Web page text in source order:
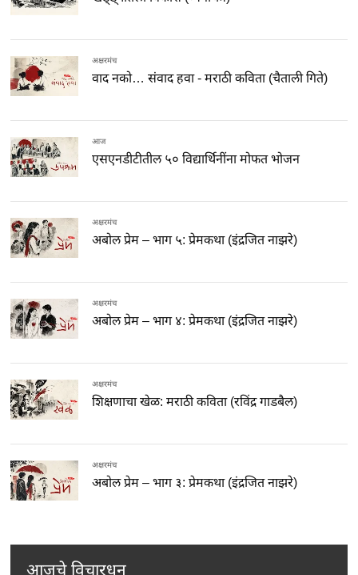
अक्षरमंच
वाद नको… संवाद हवा - मराठी कविता (चैताली गिते)
आज
एसएनडीटीतील ५० विद्यार्थिनींना मोफत भोजन
अक्षरमंच
अबोल प्रेम – भाग ५: प्रेमकथा (इंद्रजित नाझरे)
अक्षरमंच
अबोल प्रेम – भाग ४: प्रेमकथा (इंद्रजित नाझरे)
अक्षरमंच
शिक्षणाचा खेळ: मराठी कविता (रविंद्र गाडबैल)
अक्षरमंच
अबोल प्रेम – भाग ३: प्रेमकथा (इंद्रजित नाझरे)
आजचे विचारधन